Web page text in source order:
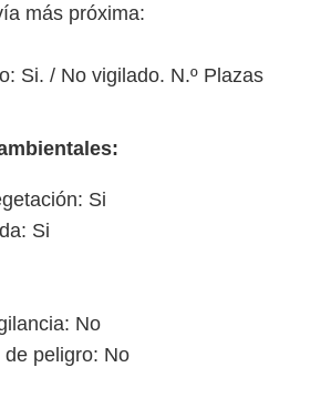
más próxima:
Si. / No vigilado. N.º Plazas
Si
Si
No
peligro: No